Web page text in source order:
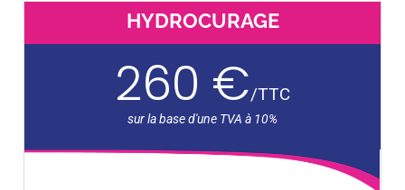
HYDROCURAGE
260 €/TTC